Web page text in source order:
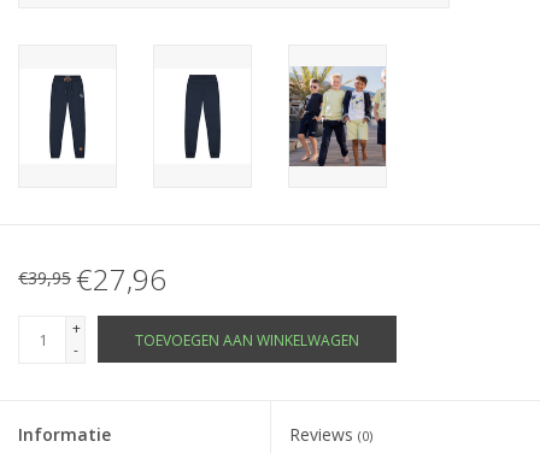
€39,95 €27,96
+
-
TOEVOEGEN AAN WINKELWAGEN
Informatie Reviews (0)